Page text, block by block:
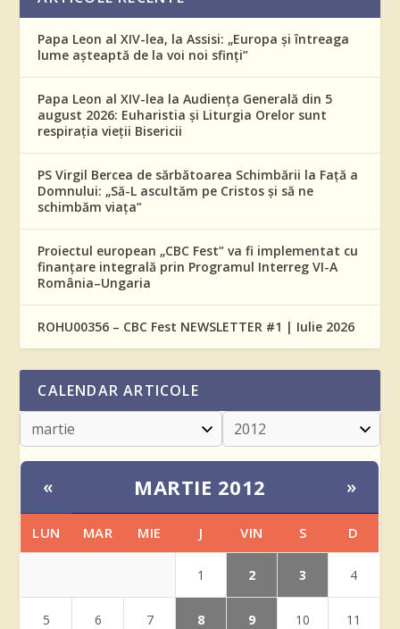
Papa Leon al XIV-lea, la Assisi: „Europa și întreaga
lume așteaptă de la voi noi sfinți”
Papa Leon al XIV-lea la Audiența Generală din 5
august 2026: Euharistia și Liturgia Orelor sunt
respirația vieții Bisericii
PS Virgil Bercea de sărbătoarea Schimbării la Față a
Domnului: „Să-L ascultăm pe Cristos și să ne
schimbăm viața”
Proiectul european „CBC Fest” va fi implementat cu
finanțare integrală prin Programul Interreg VI-A
România–Ungaria
ROHU00356 – CBC Fest NEWSLETTER #1 | Iulie 2026
CALENDAR ARTICOLE
« MARTIE 2012 »
LUN MAR MIE J VIN S D
1 2 3 4
5 6 7 8 9 10 11